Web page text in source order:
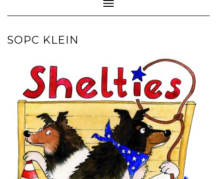
Toggle Navigation
SOPC KLEIN